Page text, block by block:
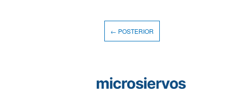
← POSTERIOR